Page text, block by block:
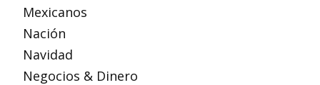
Mexicanos
Nación
Navidad
Negocios & Dinero